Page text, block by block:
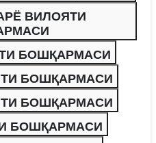
ВИЛОЯТИ
БОШҚАРМАСИ
БОШҚАРМАСИ
БОШҚАРМАСИ
БОШҚАРМАСИ